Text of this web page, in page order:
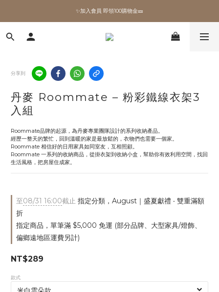
✨加入會員 即領100購物金🎫
✨加入會員 即領100購物金🎫
全館滿額現折🔥
✨加入會員 即領100購物金🎫
分享到
丹麥 Roommate – 粉彩鐵線衣架3
入組
Roommate品牌的起源，為丹麥專業團隊設計的系列收納產品。
經歷一整天的繁忙，回到溫暖的家是最放鬆的，衣物們也需要一個家。
Roommate 相信好的日用家具如同室友，互相照顧。
Roommate 一系列的收納商品，從掛衣架到收納小盒，幫助你有效利用空間，找回
生活風格，把房屋住成家。
至08/31 16:00截止 指定分類，August｜盛夏獻禮 ‧ 雙重滿額
折
指定商品，單筆滿 $5,000 免運 (部分品牌、大型家具/燈飾、
偏鄉遠地區運費另計)
NT$289
款式